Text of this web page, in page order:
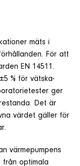
mäts i
För att
EN 14511.
% för vätska-
ger
Det är
värdet gäller för
värmepumpens
från optimala